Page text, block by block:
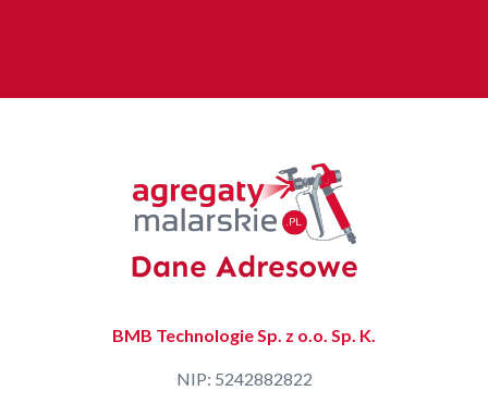
Dane Adresowe
BMB Technologie Sp. z o.o. Sp. K.
NIP: 5242882822